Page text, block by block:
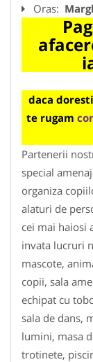
Oras:
daca
te rugam
Partenerii
special
organiza
alaturi de
cei mai haiosi
invata lucruri
mascote,
copii, sala
echipat cu
sala de dans,
lumini, masa
trotinete,